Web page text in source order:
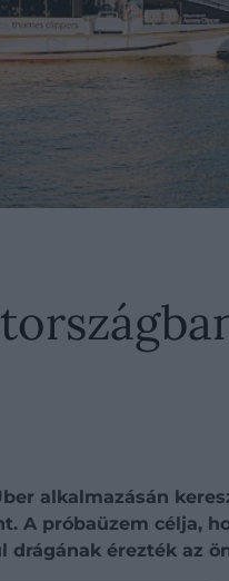
alkalmazásán
próbaüzem célja,
érezték az